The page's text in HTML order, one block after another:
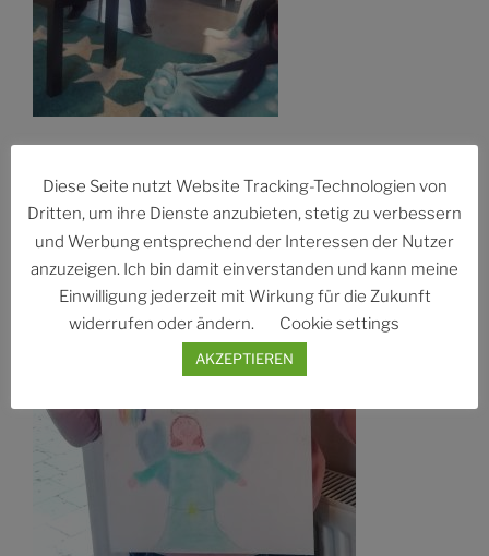
dann durften die Kinder mit Pastellkreiden ihren
Schutzengel malen.
Diese Seite nutzt Website Tracking-Technologien von
Dritten, um ihre Dienste anzubieten, stetig zu verbessern
und Werbung entsprechend der Interessen der Nutzer
anzuzeigen. Ich bin damit einverstanden und kann meine
Einwilligung jederzeit mit Wirkung für die Zukunft
widerrufen oder ändern.
Cookie settings
AKZEPTIEREN